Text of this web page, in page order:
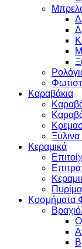
Καραβάκια
Κεραμικά
Κοσμήματα